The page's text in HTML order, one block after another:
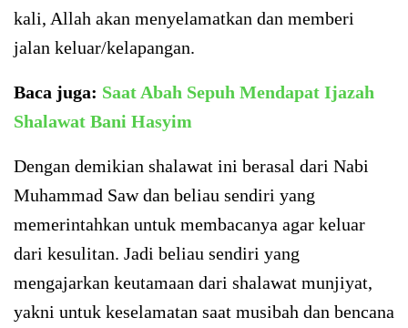
kali, Allah akan menyelamatkan dan memberi
jalan keluar/kelapangan.
Baca juga: Saat Abah Sepuh Mendapat Ijazah
Shalawat Bani Hasyim
Dengan demikian shalawat ini berasal dari Nabi
Muhammad Saw dan beliau sendiri yang
memerintahkan untuk membacanya agar keluar
dari kesulitan. Jadi beliau sendiri yang
mengajarkan keutamaan dari shalawat munjiyat,
yakni untuk keselamatan saat musibah dan bencana